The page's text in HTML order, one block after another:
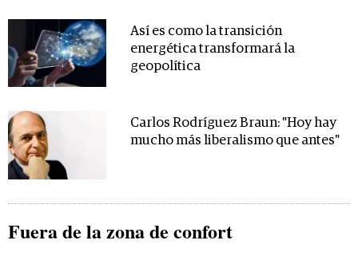
Así es como la transición
energética transformará la
geopolítica
Carlos Rodríguez Braun: "Hoy hay
mucho más liberalismo que antes"
Fuera de la zona de confort